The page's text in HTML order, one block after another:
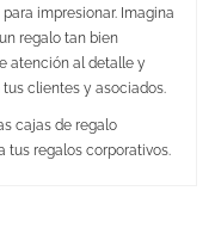
impresionar. Imagina
regalo tan bien
atención al detalle y
clientes y asociados.
cajas de regalo
tus regalos corporativos.